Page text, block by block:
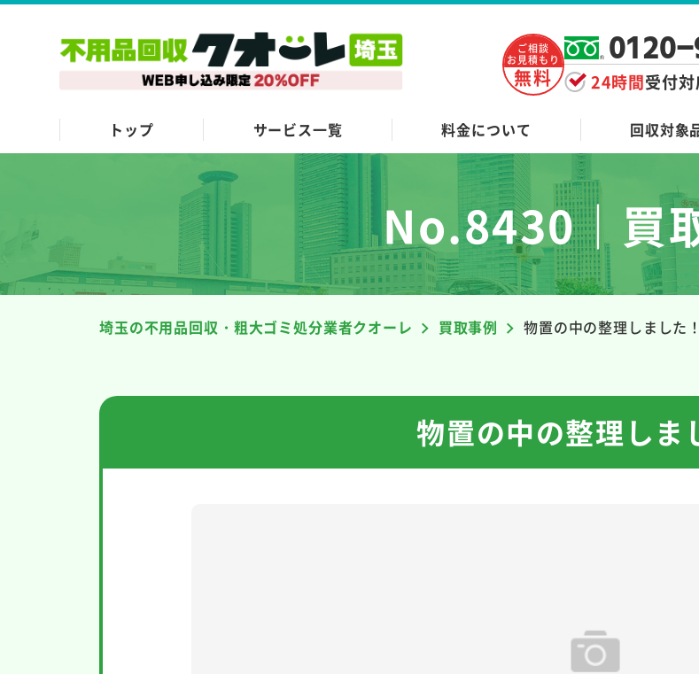
ご相談
お見積もり
無料 24時間受付
トップ サービス一覧 料金について 回収対象
No.8430｜買
埼玉の不用品回収・粗大ゴミ処分業者クオーレ 買取事例 物置の中の整理しました！
物置の中の整理しま